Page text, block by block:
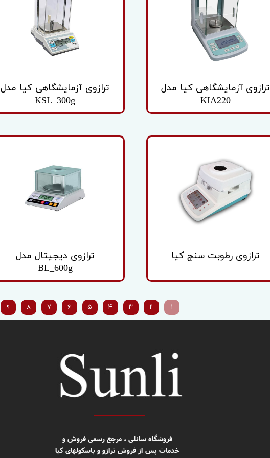
کابل تغذیه آداپتور
وزنه
ترازوی آزمایشگاهی کیا مدل
KIA220
ترازوی آزمایشگاهی کیا مدل
KSL_300g
ترازوی رطوبت سنج کیا
ترازوی دیجیتال مدل
BL_600g
۱ ۲ ۳ ۴ ۵ ۶ ۷ ۸ ۹
​​فروشگاه سانلی ، مرجع رسمی فروش و
خدمات پس از فروش ترازو و باسکولهای کیا